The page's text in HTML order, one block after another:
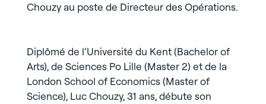
Chouzy au poste de Directeur des Opérations.
Diplômé de l’Université du Kent (Bachelor of
Arts), de Sciences Po Lille (Master 2) et de la
London School of Economics (Master of
Science), Luc Chouzy, 31 ans, débute son